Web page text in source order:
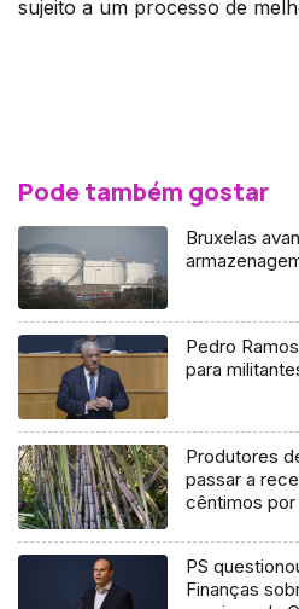
sujeito a um processo de
Pode também gostar
Bruxelas
Pedro
para
Produtores
passar a
cêntimos por
PS
Finanças